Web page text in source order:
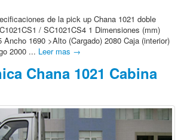
de la pick up Chana 1021 doble
/ SC1021CS4 1 Dimensiones (mm)
Ancho 1690 >Alto (Cargado) 2080 Caja (interior)
2000 ... Leer mas →
Chana 1021 Cabina